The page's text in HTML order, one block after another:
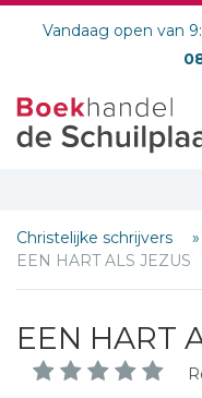
Vandaag open van
Christelijke schrijvers
EEN HART ALS JEZUS
EEN HART